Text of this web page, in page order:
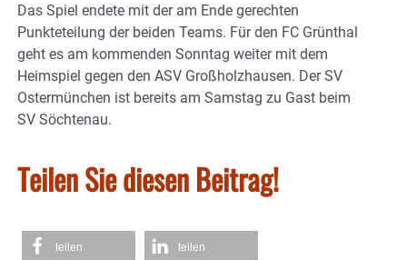
Das Spiel endete mit der am Ende gerechten
Punkteteilung der beiden Teams. Für den FC Grünthal
geht es am kommenden Sonntag weiter mit dem
Heimspiel gegen den ASV Großholzhausen. Der SV
Ostermünchen ist bereits am Samstag zu Gast beim
SV Söchtenau.
Teilen Sie diesen Beitrag!
teilen teilen